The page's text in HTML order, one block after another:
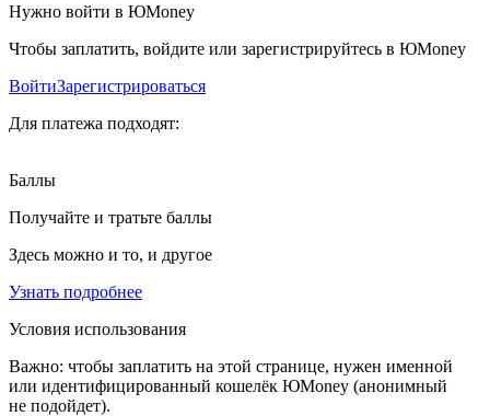
Нужно войти в ЮMoney
Чтобы заплатить, войдите или зарегистрируйтесь в ЮMoney
ВойтиЗарегистрироваться
Для платежа подходят:
Баллы
Получайте и тратьте баллы
Здесь можно и то, и другое
Узнать подробнее
Условия использования
Важно: чтобы заплатить на этой странице, нужен именной
или идентифицированный кошелёк ЮMoney (анонимный
не подойдет).